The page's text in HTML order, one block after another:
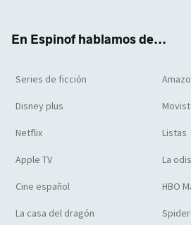
En Espinof hablamos de...
Series de ficción
Disney plus
Netflix Listas
Apple TV La
Cine español HBO
La casa del dragón